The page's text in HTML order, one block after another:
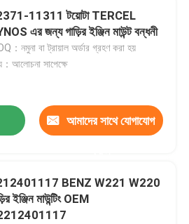
11311 টয়োটা TERCEL
এর জন্য গাড়ির ইঞ্জিন মাউন্ট বন্ধনী
：নমুনা বা ট্রায়াল অর্ডার গ্রহণ করা হয়
：আলোচনা সাপেক্ষে
আমাদের সাথে যোগাযোগ
BENZ W221 W220
ইঞ্জিন মাউন্টিং OEM